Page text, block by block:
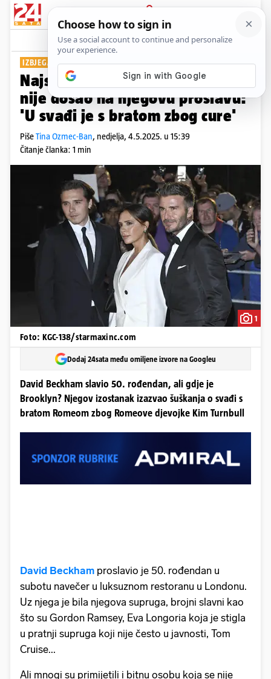
PRIJAVA
Show Komentari
IZBJEGAVA JE?
Najstariji sin Davida Beckhama
nije došao na njegovu proslavu:
'U svađi je s bratom zbog cure'
PišeTina Ozmec-Ban, nedjelja, 4.5.2025. u 15:39
Čitanje članka: 1 min
1
Foto: KGC-138/starmaxinc.com
Dodaj 24sata među omiljene izvore na Googleu
David Beckham slavio 50. rođendan, ali gdje je
Brooklyn? Njegov izostanak izazvao šuškanja o svađi s
bratom Romeom zbog Romeove djevojke Kim Turnbull
David Beckham proslavio je 50. rođendan u
subotu navečer u luksuznom restoranu u Londonu.
Uz njega je bila njegova supruga, brojni slavni kao
što su Gordon Ramsey, Eva Longoria koja je stigla
u pratnji supruga koji nije često u javnosti, Tom
Cruise...
Ali mnogi su primijetili i bitnu osobu koja se nije